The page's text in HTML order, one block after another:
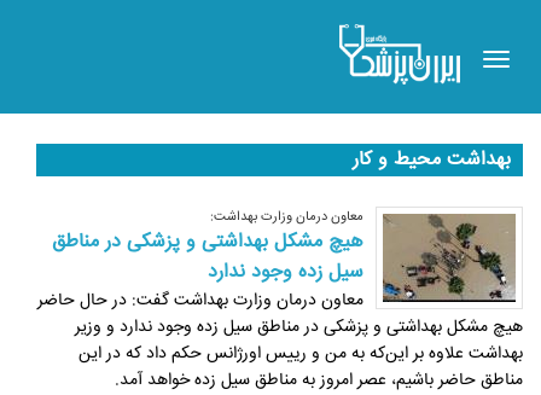
Toggle
navigation
بهداشت محیط و کار
معاون درمان وزارت بهداشت:
هیچ مشکل بهداشتی و پزشکی در مناطق
سیل زده وجود ندارد
معاون درمان وزارت بهداشت گفت: در حال حاضر
هیچ مشکل بهداشتی و پزشکی در مناطق سیل زده وجود ندارد ‏و وزیر
بهداشت علاوه بر این‌که به من و رییس اورژانس حکم داد که در این
مناطق حاضر باشیم، عصر امروز به مناطق سیل زده ‏خواهد آمد.‏